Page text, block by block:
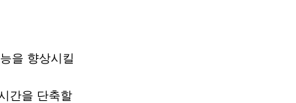
을 향상시킬
간을 단축할